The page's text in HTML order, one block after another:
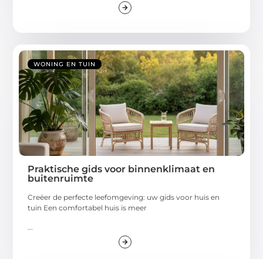
WONING EN TUIN
Praktische gids voor binnenklimaat en
buitenruimte
Creëer de perfecte leefomgeving: uw gids voor huis en
tuin Een comfortabel huis is meer